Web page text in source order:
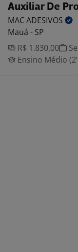
Auxiliar De
MACADESIVOS
Mauá - SP
R$ 1.830,00
Ensino Médio